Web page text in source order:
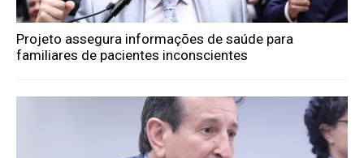
Projeto assegura informações de saúde para
familiares de pacientes inconscientes